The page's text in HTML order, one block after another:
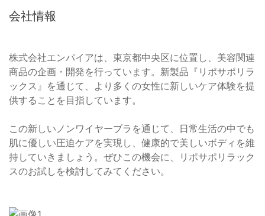
会社情報
株式会社エンパイアは、東京都中央区に位置し、美容関連
商品の企画・開発を行っています。新製品『リポサポリラ
ックス』を通じて、より多くの女性に新しいケア体験を提
供することを目指しています。
この新しいノンワイヤーブラを通じて、日常生活の中でも
肌に優しい圧迫ケアを実現し、健康的で美しいボディを維
持していきましょう。ぜひこの機会に、リポサポリラック
スのお試しを検討してみてください。